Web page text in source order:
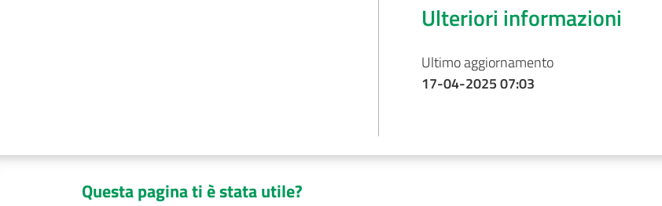
Ulteriori informazioni
Ultimo aggiornamento
17-04-2025 07:03
Questa pagina ti è stata utile?